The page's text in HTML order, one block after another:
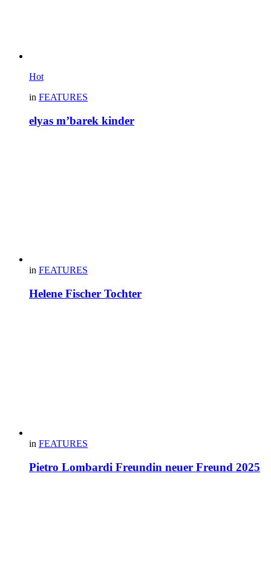
Hot
in FEATURES
elyas m’barek kinder
in FEATURES
Helene Fischer Tochter
in FEATURES
Pietro Lombardi Freundin neuer Freund 2025